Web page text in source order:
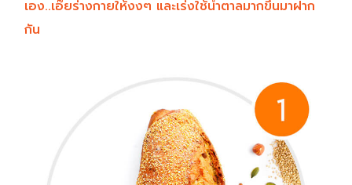
เอง..เอ๊ยร่างกายให้งงๆ และเร่งใช้น้ำตาลมากขึ้นมาฝาก
กัน